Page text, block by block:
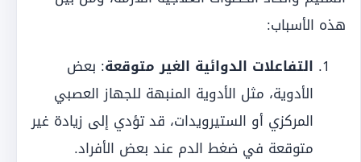
هذه الأسباب:
التفاعلات الدوائية الغير متوقعة: بعض
الأدوية، مثل الأدوية المنبهة للجهاز العصبي
المركزي أو الستيرويدات، قد تؤدي إلى زيادة غير
متوقعة في ضغط الدم عند بعض الأفراد.